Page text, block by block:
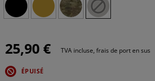
25,90 € TVA incluse, frais de port en sus
ÉPUISÉ